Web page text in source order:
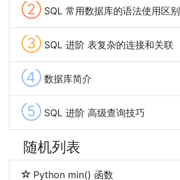
② SQL 常用数据库的语法使用区别
③ SQL 进阶 表复杂的连接和关联
④ 数据库简介
⑤ SQL 进阶 高级查询技巧
随机列表
Python min() 函数